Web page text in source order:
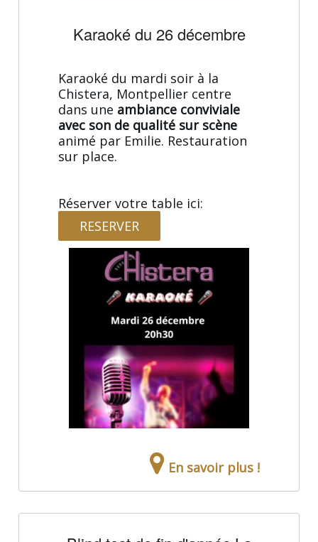
Karaoké du 26 décembre
Karaoké du mardi soir à la
Chistera, Montpellier centre
dans une ambiance conviviale
avec son de qualité sur scène
animé par Emilie. Restauration
sur place.
Réserver votre table ici:
RESERVER
En savoir plus !